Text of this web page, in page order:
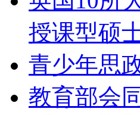
授课型硕
青少年思
教育部会